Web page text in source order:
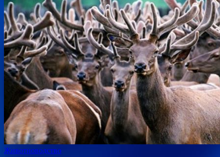
Животноводство